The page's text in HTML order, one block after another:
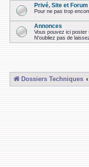
Privé, Site et Forum
Pour ne pas trop
Annonces
Vous pouvez ici poster
N'oubliez pas de
Dossiers Techniques